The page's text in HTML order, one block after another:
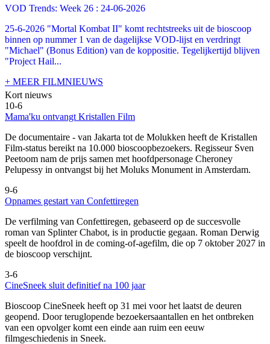
VOD Trends: Week 26 : 24-06-2026
25-6-2026 "Mortal Kombat II" komt rechtstreeks uit de bioscoop
binnen op nummer 1 van de dagelijkse VOD-lijst en verdringt
"Michael" (Bonus Edition) van de koppositie. Tegelijkertijd blijven
"Project Hail...
+ MEER FILMNIEUWS
Kort nieuws
10-6
Mama'ku ontvangt Kristallen Film
De documentaire - van Jakarta tot de Molukken heeft de Kristallen
Film-status bereikt na 10.000 bioscoopbezoekers. Regisseur Sven
Peetoom nam de prijs samen met hoofdpersonage Cheroney
Pelupessy in ontvangst bij het Moluks Monument in Amsterdam.
9-6
Opnames gestart van Confettiregen
De verfilming van Confettiregen, gebaseerd op de succesvolle
roman van Splinter Chabot, is in productie gegaan. Roman Derwig
speelt de hoofdrol in de coming-of-agefilm, die op 7 oktober 2027 in
de bioscoop verschijnt.
3-6
CineSneek sluit definitief na 100 jaar
Bioscoop CineSneek heeft op 31 mei voor het laatst de deuren
geopend. Door teruglopende bezoekersaantallen en het ontbreken
van een opvolger komt een einde aan ruim een eeuw
filmgeschiedenis in Sneek.